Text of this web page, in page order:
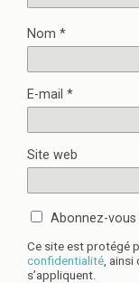
Nom *
E-mail *
Site web
Abonnez-
Ce site est protégé
confidentialité ,
s’appliquent.